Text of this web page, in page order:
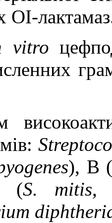
ОІ-
vitro
), B (
(S. mitis,